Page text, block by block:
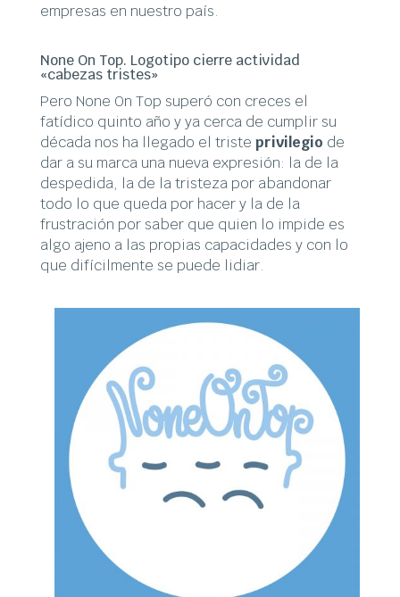
empresas en nuestro país.
None On Top. Logotipo cierre actividad
«cabezas tristes»
Pero None On Top superó con creces el
fatídico quinto año y ya cerca de cumplir su
década nos ha llegado el triste privilegio de
dar a su marca una nueva expresión: la de la
despedida, la de la tristeza por abandonar
todo lo que queda por hacer y la de la
frustración por saber que quien lo impide es
algo ajeno a las propias capacidades y con lo
que difícilmente se puede lidiar.